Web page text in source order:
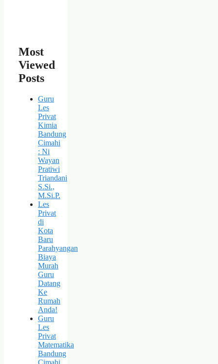
Most
Viewed
Posts
Guru
Les
Privat
Kimia
Bandung
Cimahi
: Ni
Wayan
Pratiwi
Triandani
S.Si.,
M.Si.P.
Les
Privat
di
Kota
Baru
Parahyangan
Biaya
Murah
Guru
Datang
Ke
Rumah
Anda!
Guru
Les
Privat
Matematika
Bandung
Cimahi